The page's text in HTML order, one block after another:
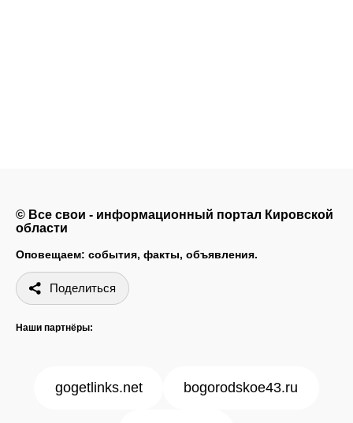
© Все свои - информационный портал Кировской
области
Оповещаем: события, факты, объявления.
Поделиться
Наши партнёры:
gogetlinks.net bogorodskoe43.ru